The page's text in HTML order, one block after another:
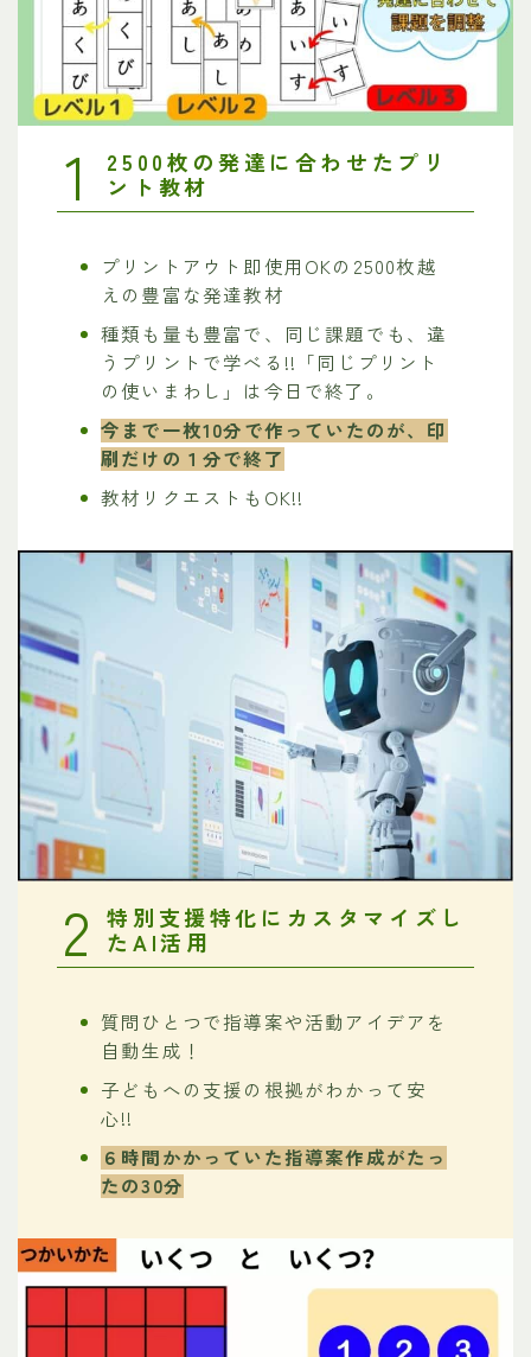
1
2500枚の発達に合わせたプリ
ント教材
プリントアウト即使用OKの2500枚越
えの豊富な発達教材
種類も量も豊富で、同じ課題でも、違
うプリントで学べる!!「同じプリント
の使いまわし」は今日で終了。
今まで一枚10分で作っていたのが、印
刷だけの１分で終了
教材リクエストもOK!!
2
特別支援特化にカスタマイズし
たAI活用
質問ひとつで指導案や活動アイデアを
自動生成！
子どもへの支援の根拠がわかって安
心!!
６時間かかっていた指導案作成がたっ
たの30分